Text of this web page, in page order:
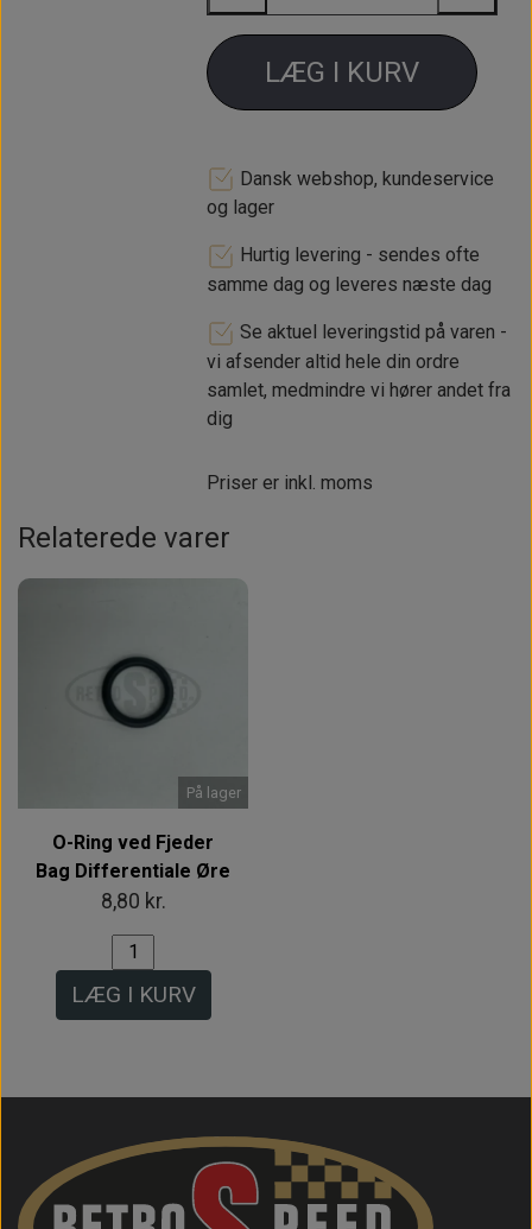
LÆG I KURV
Dansk webshop, kundeservice
og lager
Hurtig levering - sendes ofte
samme dag og leveres næste dag
Se aktuel leveringstid på varen -
vi afsender altid hele din ordre
samlet, medmindre vi hører andet fra
dig
Priser er inkl. moms
Relaterede varer
På lager
O-Ring ved Fjeder
Bag Differentiale Øre
8,80 kr.
LÆG I KURV